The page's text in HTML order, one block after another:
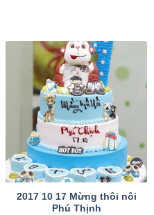
2017 10 17 Mừng thôi nôi
Phú Thịnh